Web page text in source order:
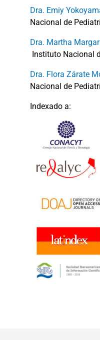
Dra. Emiy
Nacional de
Dra. Martha
Instituto Nacional
Dra. Flora Zárate
Nacional de
Indexado a: